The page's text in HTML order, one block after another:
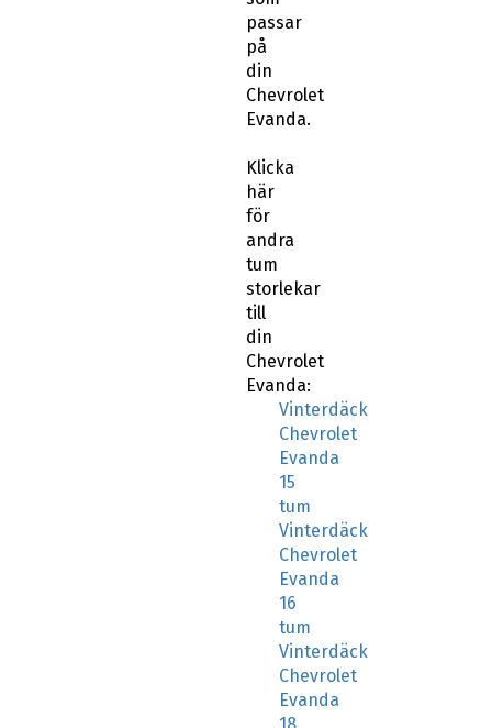
passar
på
din
Chevrolet
Evanda.
Klicka
här
för
andra
tum
storlekar
till
din
Chevrolet
Evanda:
Vinterdäck
Chevrolet
Evanda
15
tum
Vinterdäck
Chevrolet
Evanda
16
tum
Vinterdäck
Chevrolet
Evanda
18